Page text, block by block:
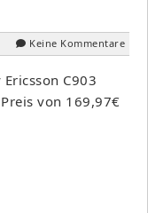
Keine Kommentare
C903
von 169,97€